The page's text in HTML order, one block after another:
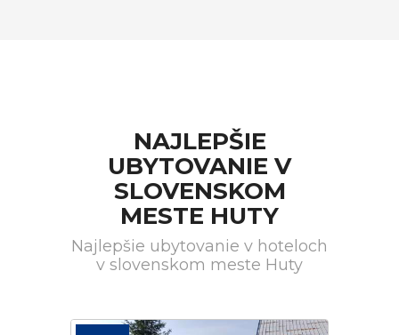
NAJLEPŠIE
UBYTOVANIE V
SLOVENSKOM
MESTE HUTY
Najlepšie ubytovanie v hoteloch
v slovenskom meste Huty